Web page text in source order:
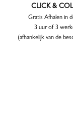
CLICK &
Gratis Afhalen in
3 uur of 3
(afhankelijk van de